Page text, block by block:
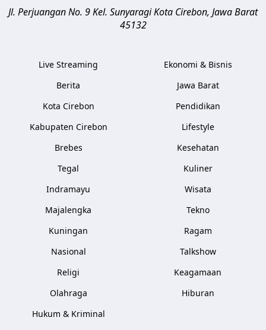
Jl. Perjuangan No. 9 Kel. SunyaragiKota Cirebon, Jawa Barat
45132
Live Streaming
Berita
Kota Cirebon
Kabupaten Cirebon
Brebes
Tegal
Indramayu
Majalengka
Kuningan
Nasional
Religi
Olahraga
Hukum & Kriminal
Ekonomi & Bisnis
Jawa Barat
Pendidikan
Lifestyle
Kesehatan
Kuliner
Wisata
Tekno
Ragam
Talkshow
Keagamaan
Hiburan